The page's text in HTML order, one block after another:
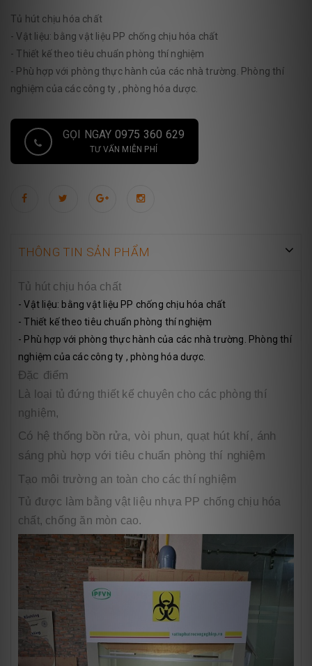
Tủ hút chịu hóa chất
- Vật liệu: bằng vật liệu PP chống chịu hóa chất
- Thiết kế theo tiêu chuẩn phòng thí nghiệm
- Phù hợp với phòng thực hành của các nhà trường. Phòng thí
nghiệm của các công ty , phòng hóa dược.
GỌI NGAY 0975 360 629
TƯ VẤN MIỄN PHÍ
THÔNG TIN SẢN PHẨM
Tủ hút chịu hóa chất
- Vật liệu: bằng vật liệu PP chống chịu hóa chất
- Thiết kế theo tiêu chuẩn phòng thí nghiệm
- Phù hợp với phòng thực hành của các nhà trường. Phòng thí
nghiệm của các công ty , phòng hóa dược.
Đặc điểm
Là loại tủ đứng thiết kế chuyên cho các phòng thí
nghiệm,
Có hệ thống bồn rửa, vòi phun, quạt hút khí, ánh
sáng phù hợp với tiêu chuẩn phòng thí nghiệm
Tạo môi trường an toàn cho các thí nghiệm
Tủ được làm bằng vật liệu nhựa PP chống chịu hóa
chất, chống ăn mòn cao.